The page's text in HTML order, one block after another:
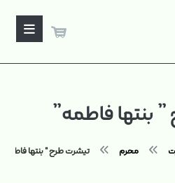
بنتها فاطمه”
محرم تیشرت طرح " بنتها فاطمه"